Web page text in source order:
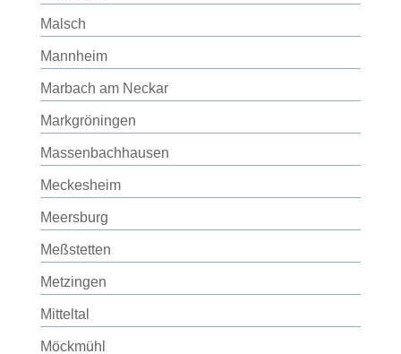
Malsch
Mannheim
Marbach am Neckar
Markgröningen
Massenbachhausen
Meckesheim
Meersburg
Meßstetten
Metzingen
Mitteltal
Möckmühl